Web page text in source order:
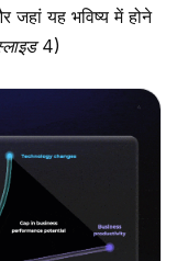
जहां यह भविष्य में होने
4)